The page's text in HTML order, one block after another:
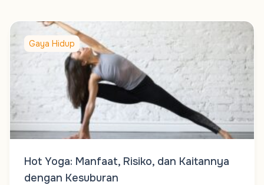
Gaya Hidup
Hot Yoga: Manfaat, Risiko, dan Kaitannya
dengan Kesuburan